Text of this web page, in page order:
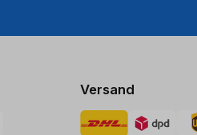
Versand